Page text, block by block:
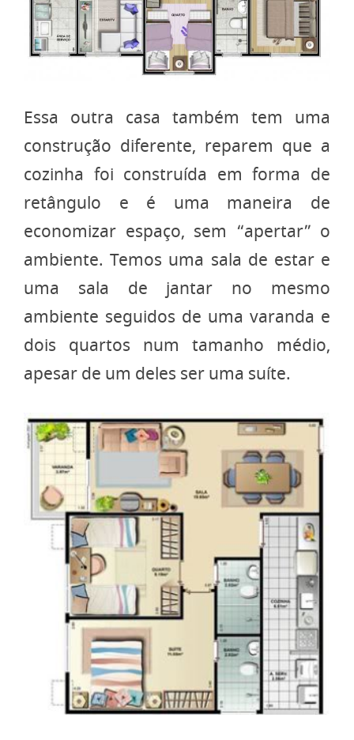
Essa outra casa também tem uma
construção diferente, reparem que a
cozinha foi construída em forma de
retângulo e é uma maneira de
economizar espaço, sem “apertar” o
ambiente. Temos uma sala de estar e
uma sala de jantar no mesmo
ambiente seguidos de uma varanda e
dois quartos num tamanho médio,
apesar de um deles ser uma suíte.